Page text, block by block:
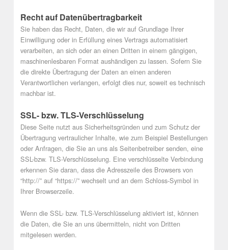
Recht auf Datenübertragbarkeit
Sie haben das Recht, Daten, die wir auf Grundlage Ihrer
Einwilligung oder in Erfüllung eines Vertrags automatisiert
verarbeiten, an sich oder an einen Dritten in einem gängigen,
maschinenlesbaren Format aushändigen zu lassen. Sofern Sie
die direkte Übertragung der Daten an einen anderen
Verantwortlichen verlangen, erfolgt dies nur, soweit es technisch
machbar ist.
SSL- bzw. TLS-Verschlüsselung
Diese Seite nutzt aus Sicherheitsgründen und zum Schutz der
Übertragung vertraulicher Inhalte, wie zum Beispiel Bestellungen
oder Anfragen, die Sie an uns als Seitenbetreiber senden, eine
SSL-bzw. TLS-Verschlüsselung. Eine verschlüsselte Verbindung
erkennen Sie daran, dass die Adresszeile des Browsers von
“http://” auf “https://” wechselt und an dem Schloss-Symbol in
Ihrer Browserzeile.
Wenn die SSL- bzw. TLS-Verschlüsselung aktiviert ist, können
die Daten, die Sie an uns übermitteln, nicht von Dritten
mitgelesen werden.